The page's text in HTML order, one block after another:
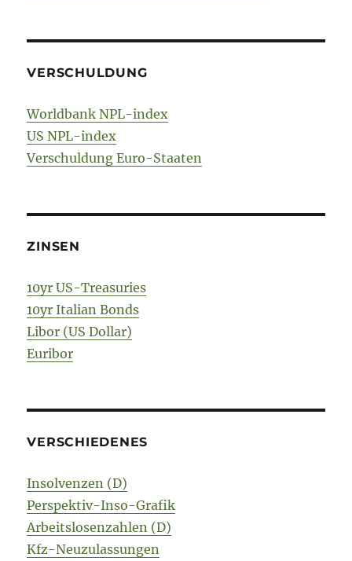
VERSCHULDUNG
Worldbank NPL-index
US NPL-index
Verschuldung Euro-Staaten
ZINSEN
10yr US-Treasuries
10yr Italian Bonds
Libor (US Dollar)
Euribor
VERSCHIEDENES
Insolvenzen (D)
Perspektiv-Inso-Grafik
Arbeitslosenzahlen (D)
Kfz-Neuzulassungen